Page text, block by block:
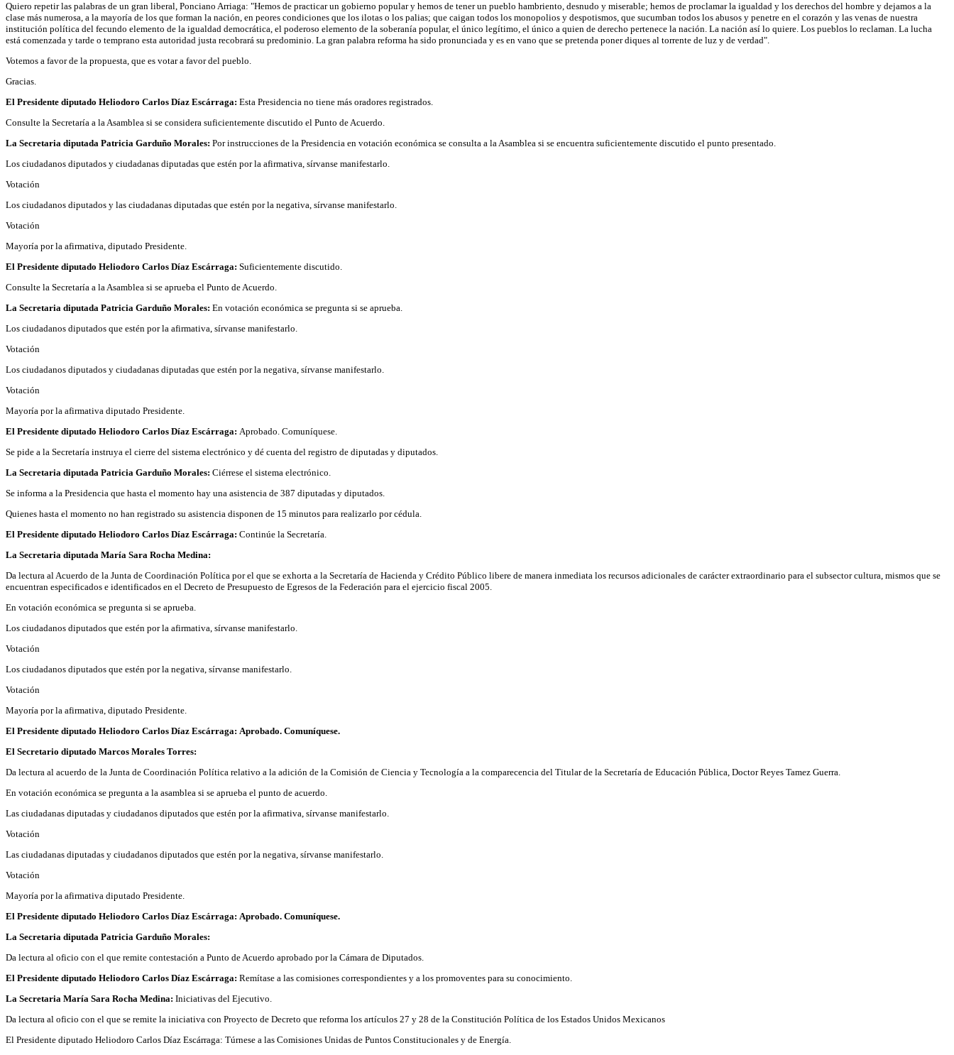
Quiero repetir las palabras de un gran liberal, Ponciano Arriaga: "Hemos de practicar un gobierno popular y hemos de tener un pueblo hambriento, desnudo y miserable; hemos de proclamar la igualdad y los derechos del hombre y dejamos a la
clase más numerosa, a la mayoría de los que forman la nación, en peores condiciones que los ilotas o los palias; que caigan todos los monopolios y despotismos, que sucumban todos los abusos y penetre en el corazón y las venas de nuestra
institución política del fecundo elemento de la igualdad democrática, el poderoso elemento de la soberanía popular, el único legítimo, el único a quien de derecho pertenece la nación. La nación así lo quiere. Los pueblos lo reclaman. La lucha
está comenzada y tarde o temprano esta autoridad justa recobrará su predominio. La gran palabra reforma ha sido pronunciada y es en vano que se pretenda poner diques al torrente de luz y de verdad".
Votemos a favor de la propuesta, que es votar a favor del pueblo.
Gracias.
El Presidente diputado Heliodoro Carlos Díaz Escárraga: Esta Presidencia no tiene más oradores registrados.
Consulte la Secretaría a la Asamblea si se considera suficientemente discutido el Punto de Acuerdo.
La Secretaria diputada Patricia Garduño Morales: Por instrucciones de la Presidencia en votación económica se consulta a la Asamblea si se encuentra suficientemente discutido el punto presentado.
Los ciudadanos diputados y ciudadanas diputadas que estén por la afirmativa, sírvanse manifestarlo.
Votación
Los ciudadanos diputados y las ciudadanas diputadas que estén por la negativa, sírvanse manifestarlo.
Votación
Mayoría por la afirmativa, diputado Presidente.
El Presidente diputado Heliodoro Carlos Díaz Escárraga: Suficientemente discutido.
Consulte la Secretaría a la Asamblea si se aprueba el Punto de Acuerdo.
La Secretaria diputada Patricia Garduño Morales: En votación económica se pregunta si se aprueba.
Los ciudadanos diputados que estén por la afirmativa, sírvanse manifestarlo.
Votación
Los ciudadanos diputados y ciudadanas diputadas que estén por la negativa, sírvanse manifestarlo.
Votación
Mayoría por la afirmativa diputado Presidente.
El Presidente diputado Heliodoro Carlos Díaz Escárraga: Aprobado. Comuníquese.
Se pide a la Secretaría instruya el cierre del sistema electrónico y dé cuenta del registro de diputadas y diputados.
La Secretaria diputada Patricia Garduño Morales: Ciérrese el sistema electrónico.
Se informa a la Presidencia que hasta el momento hay una asistencia de 387 diputadas y diputados.
Quienes hasta el momento no han registrado su asistencia disponen de 15 minutos para realizarlo por cédula.
El Presidente diputado Heliodoro Carlos Díaz Escárraga: Continúe la Secretaría.
La Secretaria diputada María Sara Rocha Medina:
Da lectura al Acuerdo de la Junta de Coordinación Política por el que se exhorta a la Secretaría de Hacienda y Crédito Público libere de manera inmediata los recursos adicionales de carácter extraordinario para el subsector cultura, mismos que se
encuentran especificados e identificados en el Decreto de Presupuesto de Egresos de la Federación para el ejercicio fiscal 2005.
En votación económica se pregunta si se aprueba.
Los ciudadanos diputados que estén por la afirmativa, sírvanse manifestarlo.
Votación
Los ciudadanos diputados que estén por la negativa, sírvanse manifestarlo.
Votación
Mayoría por la afirmativa, diputado Presidente.
El Presidente diputado Heliodoro Carlos Díaz Escárraga: Aprobado. Comuníquese.
El Secretario diputado Marcos Morales Torres:
Da lectura al acuerdo de la Junta de Coordinación Política relativo a la adición de la Comisión de Ciencia y Tecnología a la comparecencia del Titular de la Secretaría de Educación Pública, Doctor Reyes Tamez Guerra.
En votación económica se pregunta a la asamblea si se aprueba el punto de acuerdo.
Las ciudadanas diputadas y ciudadanos diputados que estén por la afirmativa, sírvanse manifestarlo.
Votación
Las ciudadanas diputadas y ciudadanos diputados que estén por la negativa, sírvanse manifestarlo.
Votación
Mayoría por la afirmativa diputado Presidente.
El Presidente diputado Heliodoro Carlos Díaz Escárraga: Aprobado. Comuníquese.
La Secretaria diputada Patricia Garduño Morales:
Da lectura al oficio con el que remite contestación a Punto de Acuerdo aprobado por la Cámara de Diputados.
El Presidente diputado Heliodoro Carlos Díaz Escárraga: Remítase a las comisiones correspondientes y a los promoventes para su conocimiento.
La Secretaria María Sara Rocha Medina: Iniciativas del Ejecutivo.
Da lectura al oficio con el que se remite la iniciativa con Proyecto de Decreto que reforma los artículos 27 y 28 de la Constitución Política de los Estados Unidos Mexicanos
El Presidente diputado Heliodoro Carlos Díaz Escárraga: Túrnese a las Comisiones Unidas de Puntos Constitucionales y de Energía.